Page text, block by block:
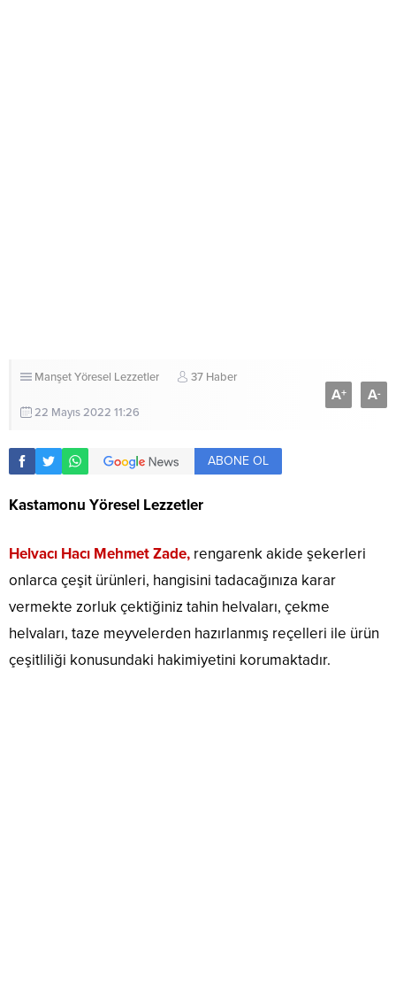
ManşetYöresel Lezzetler 37 Haber
22 Mayıs 2022 11:26
A+ A-
ABONE OL
Kastamonu Yöresel Lezzetler
Helvacı Hacı Mehmet Zade, rengarenk akide şekerleri
onlarca çeşit ürünleri, hangisini tadacağınıza karar
vermekte zorluk çektiğiniz tahin helvaları, çekme
helvaları, taze meyvelerden hazırlanmış reçelleri ile ürün
çeşitliliği konusundaki hakimiyetini korumaktadır.